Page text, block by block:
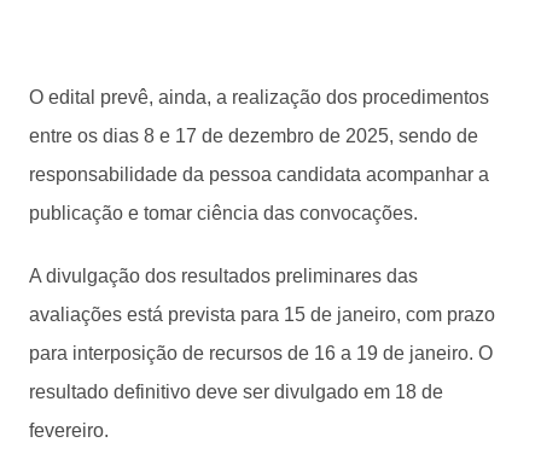
O edital prevê, ainda, a realização dos procedimentos
entre os dias 8 e 17 de dezembro de 2025, sendo de
responsabilidade da pessoa candidata acompanhar a
publicação e tomar ciência das convocações.
A divulgação dos resultados preliminares das
avaliações está prevista para 15 de janeiro, com prazo
para interposição de recursos de 16 a 19 de janeiro. O
resultado definitivo deve ser divulgado em 18 de
fevereiro.